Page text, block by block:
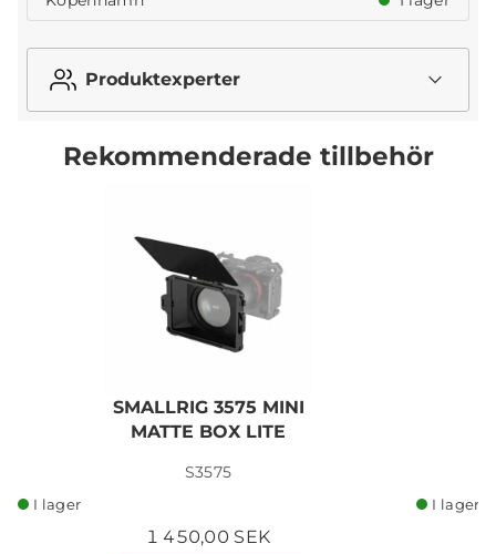
Produktexperter
Rekommenderade tillbehör
SMALLRIG 3575 MINI
MATTE BOX LITE
S3575
I lager
1 450,00 SEK
I lager